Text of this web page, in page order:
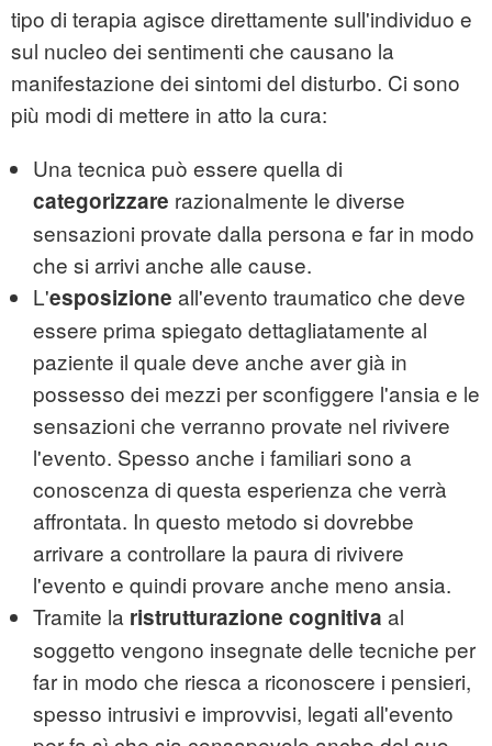
tipo di terapia agisce direttamente sull'individuo e
sul nucleo dei sentimenti che causano la
manifestazione dei sintomi del disturbo. Ci sono
più modi di mettere in atto la cura:
Una tecnica può essere quella di
categorizzare razionalmente le diverse
sensazioni provate dalla persona e far in modo
che si arrivi anche alle cause.
L'esposizione all'evento traumatico che deve
essere prima spiegato dettagliatamente al
paziente il quale deve anche aver già in
possesso dei mezzi per sconfiggere l'ansia e le
sensazioni che verranno provate nel rivivere
l'evento. Spesso anche i familiari sono a
conoscenza di questa esperienza che verrà
affrontata. In questo metodo si dovrebbe
arrivare a controllare la paura di rivivere
l'evento e quindi provare anche meno ansia.
Tramite la ristrutturazione cognitiva al
soggetto vengono insegnate delle tecniche per
far in modo che riesca a riconoscere i pensieri,
spesso intrusivi e improvvisi, legati all'evento